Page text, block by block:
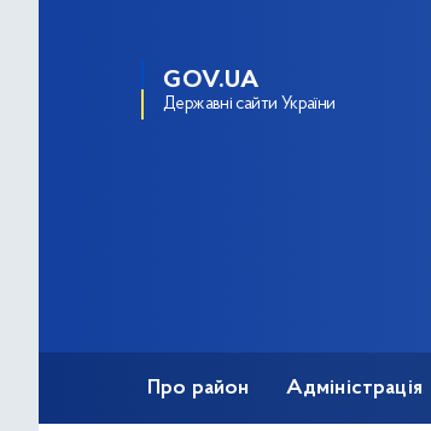
GOV.UA
Державні сайти України
Про район Адміністрація